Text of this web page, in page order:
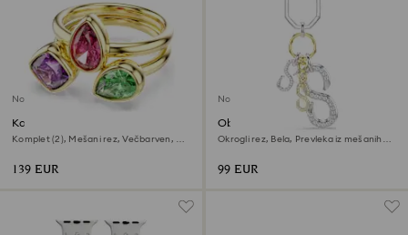
Novo
Koktajl prstan Imber
Komplet (2), Mešani rez, Večbarven, V
139 EUR
Novo
Obesek za torbico
Okrogli rez, Bela, Prevleka iz mešanih
99 EUR